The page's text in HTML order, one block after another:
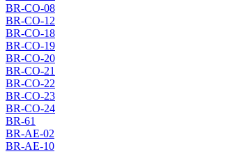
BR-CO-08
BR-CO-12
BR-CO-18
BR-CO-19
BR-CO-20
BR-CO-21
BR-CO-22
BR-CO-23
BR-CO-24
BR-61
BR-AE-02
BR-AE-10